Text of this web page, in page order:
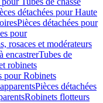
détachées pour Haute
Pièces détachées pour
pour
rosaces et modérateurs
encastrerTubes de
robinets
pour Robinets
Pièces détachées
Robinets flotteurs